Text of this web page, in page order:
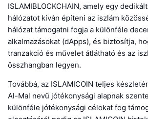
ISLAMIBLOCKCHAIN, amely egy
hálózatot kíván építeni az iszlám
hálózat támogatni fogja a különféle
alkalmazásokat (dApps), és biztosítja,
tranzakció és művelet átlátható és az
összhangban legyen.
Továbbá, az ISLAMICOIN teljes
Al-Mal nevű jótékonysági alapnak
különféle jótékonysági célokat fog